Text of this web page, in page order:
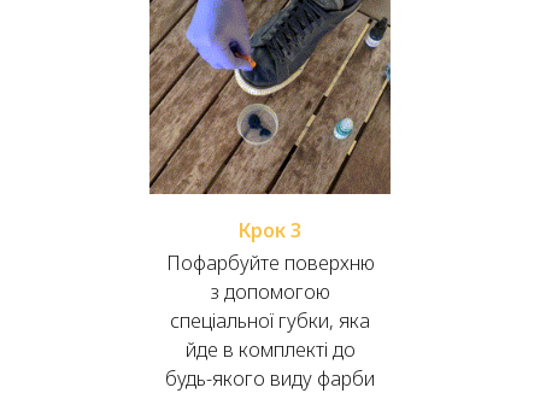
Крок 3
Пофарбуйте поверхню
з допомогою
спеціальної губки, яка
йде в комплекті до
будь-якого виду фарби